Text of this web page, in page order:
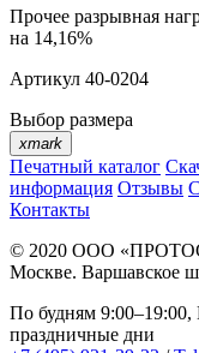
Прочее разрывная
на 14,16%
Артикул 40-0204
Выбор размера
xmark
Печатный каталог
информация Отзывы
Контакты
© 2020 ООО
Москве. Варшавское
По будням 9:00–19:00,
праздничные дни